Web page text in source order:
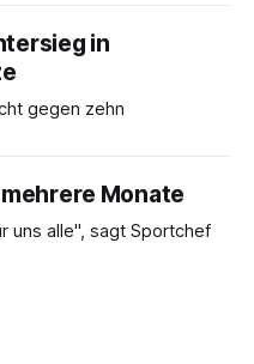
in
gegen zehn
Monate
uns alle", sagt Sportchef